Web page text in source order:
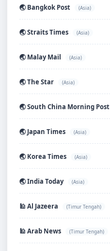
🌏 Bangkok Post (Asia)
🌏 Straits Times (Asia)
🌏 Malay Mail (Asia)
🌏 The Star (Asia)
🌏 South China Morning Post
🌏 Japan Times (Asia)
🌏 Korea Times (Asia)
🌏 India Today (Asia)
🕌 Al Jazeera (Timur Tengah)
🕌 Arab News (Timur Tengah)